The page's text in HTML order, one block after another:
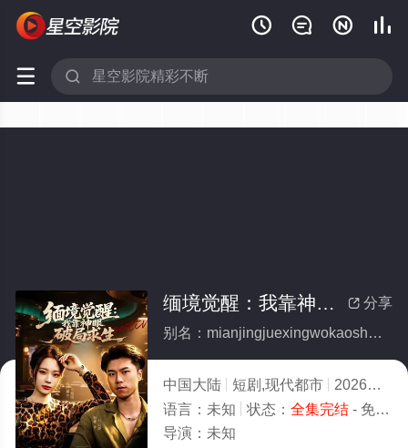
   
 
 分享
缅境觉醒：我靠神眼破局求生(全集)
别名：mianjingjuexingwokaoshenyanpojuqiusheng
中国大陆 短剧,现代都市 2026
6.0
语言： 未知 状态： 全集完结- 免费在线观看
导演： 未知